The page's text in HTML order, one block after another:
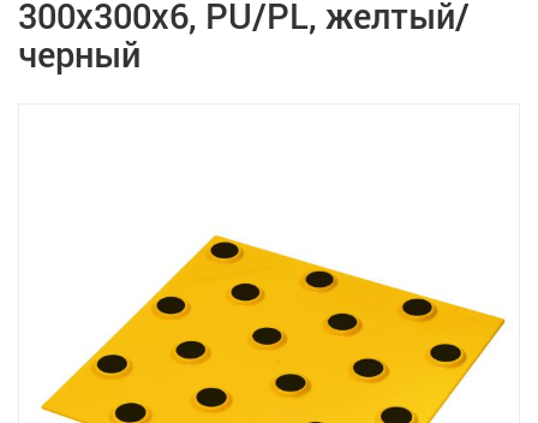
300x300x6, PU/PL, желтый/
черный